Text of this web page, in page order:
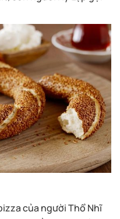
của người Thổ Nhĩ
lò bằng than củi.